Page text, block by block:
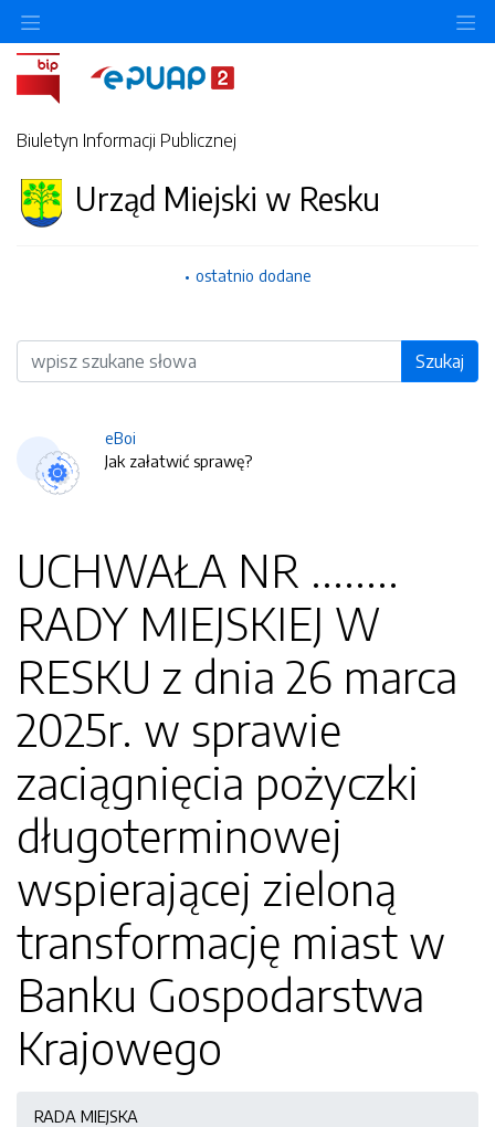
Biuletyn Informacji Publicznej
Urząd Miejski w Resku
ostatnio dodane
Wyszukiwarka Szukaj
eBoi
Jak załatwić sprawę?
UCHWAŁA NR ........
RADY MIEJSKIEJ W
RESKU z dnia 26 marca
2025r. w sprawie
zaciągnięcia pożyczki
długoterminowej
wspierającej zieloną
transformację miast w
Banku Gospodarstwa
Krajowego
RADA MIEJSKA